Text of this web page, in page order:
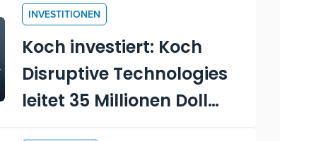
Adventure Playscape
INVESTITIONEN
Koch investiert: Koch
Disruptive Technologies
leitet 35 Millionen Dollar